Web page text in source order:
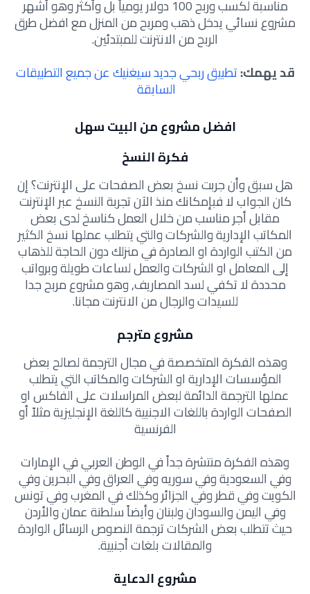
مناسبة لكسب وربح 100 دولار يومياً بل وأكثر وهو أشهر
مشروع نسائي يدخل ذهب ومربح من المنزل مع افضل طرق
الربح من الانترنت للمبتدئين.
قد يهمك:تطبيق ربحي جديد سيغنيك عن جميع التطبيقات
السابقة
افضل مشروع من البيت سهل
فكرة النسخ
هل سبق وأن جربت نسخ بعض الصفحات على الإنترنت؟ إن
كان الجواب لا فبإمكانك منذ الآن تجربة النسخ عبر الإنترنت
مقابل أجر مناسب من خلال العمل كناسخ لدى بعض
المكاتب الإدارية والشركات والتي يتطلب عملها نسخ الكثير
من الكتب الواردة او الصادرة في منزلك دون الحاجة للذهاب
إلى المعامل او الشركات والعمل لساعات طويلة وبرواتب
محددة لا تكفي لسد المصاريف, وهو مشروع مربح جدا
للسيدات والرجال من الانترنت مجانا.
مشروع مترجم
وهذه الفكرة المتخصصة في مجال الترجمة لصالح بعض
المؤسسات الإدارية او الشركات والمكاتب التي يتطلب
عملها الترجمة الدائمة لبعض المراسلات على الفاكس او
الصفحات الواردة باللغات الاجنبية كاللغة الإنجليزية مثلاً أو
الفرنسية
وهذه الفكرة منتشرة جداً في الوطن العربي في الإمارات
وفي السعودية وفي سوريه وفي العراق وفي البحرين وفي
الكويت وفي قطر وفي الجزائر وكذلك في المغرب وفي تونس
وفي اليمن والسودان ولبنان وأيضاً سلطنة عمان والأردن
حيث تتطلب بعض الشركات ترجمة النصوص الرسائل الواردة
والمقالات بلغات أجنبية.
مشروع الدعاية